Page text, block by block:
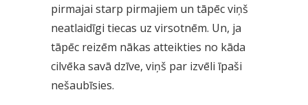
pirmajai starp pirmajiem un tāpēc viņš
neatlaidīgi tiecas uz virsotnēm. Un, ja
tāpēc reizēm nākas atteikties no kāda
cilvēka savā dzīve, viņš par izvēli īpaši
nešaubīsies.